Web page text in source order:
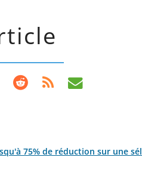
75% de réduction sur une